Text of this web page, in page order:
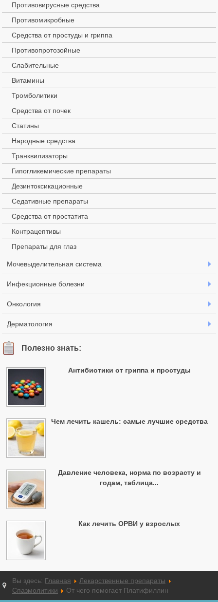
Противовирусные средства
Противомикробные
Средства от простуды и гриппа
Противопротозойные
Слабительные
Витамины
Тромболитики
Средства от почек
Статины
Народные средства
Транквилизаторы
Гипогликемические препараты
Дезинтоксикационные
Седативные препараты
Средства от простатита
Контрацептивы
Препараты для глаз
Мочевыделительная система
Инфекционные болезни
Онкология
Дерматология
Полезно знать:
Антибиотики от гриппа и простуды
Чем лечить кашель: самые лучшие средства
Давление человека, норма по возрасту и
годам, таблица...
Как лечить ОРВИ у взрослых
Вы здесь: Главная
Лекарственные препараты
Спазмолитики
От чего помогает Платифиллин